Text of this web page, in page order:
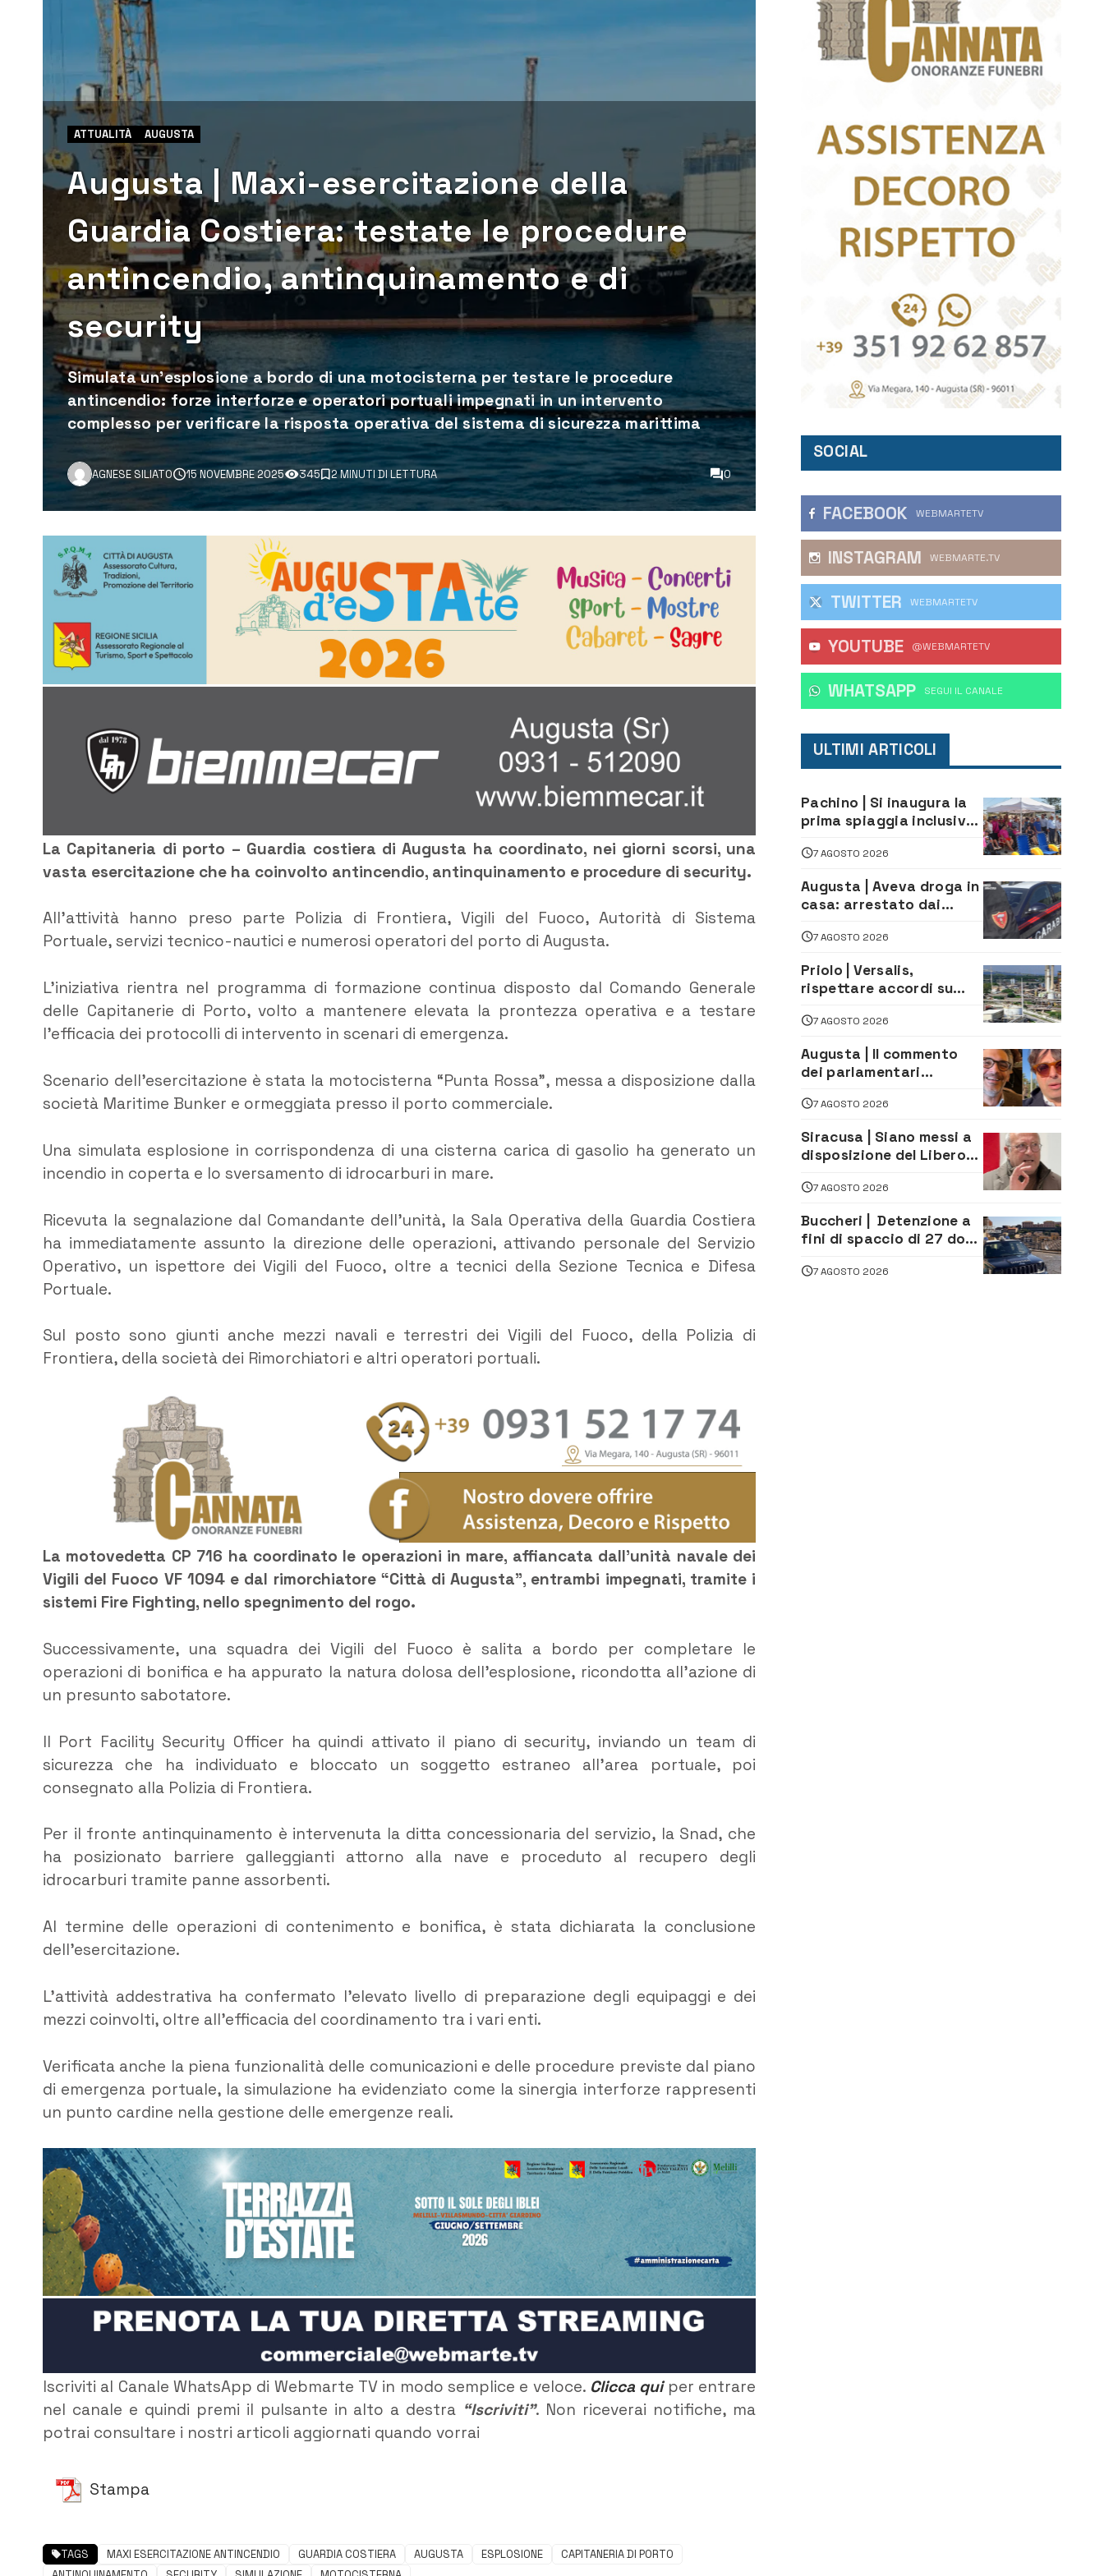
ATTUALITÀ AUGUSTA
Augusta | Maxi-esercitazione della
Guardia Costiera: testate le procedure
antincendio, antinquinamento e di
security
Simulata un’esplosione a bordo di una motocisterna per testare le procedure
antincendio: forze interforze e operatori portuali impegnati in un intervento
complesso per verificare la risposta operativa del sistema di sicurezza marittima
AGNESE SILIATO 15 NOVEMBRE 2025 345 2 MINUTI DI LETTURA 0
La Capitaneria di porto – Guardia costiera di Augusta ha coordinato, nei giorni scorsi, una
vasta esercitazione che ha coinvolto antincendio, antinquinamento e procedure di security.
All’attività hanno preso parte Polizia di Frontiera, Vigili del Fuoco, Autorità di Sistema
Portuale, servizi tecnico-nautici e numerosi operatori del porto di Augusta.
L’iniziativa rientra nel programma di formazione continua disposto dal Comando Generale
delle Capitanerie di Porto, volto a mantenere elevata la prontezza operativa e a testare
l’efficacia dei protocolli di intervento in scenari di emergenza.
Scenario dell’esercitazione è stata la motocisterna “Punta Rossa”, messa a disposizione dalla
società Maritime Bunker e ormeggiata presso il porto commerciale.
Una simulata esplosione in corrispondenza di una cisterna carica di gasolio ha generato un
incendio in coperta e lo sversamento di idrocarburi in mare.
Ricevuta la segnalazione dal Comandante dell’unità, la Sala Operativa della Guardia Costiera
ha immediatamente assunto la direzione delle operazioni, attivando personale del Servizio
Operativo, un ispettore dei Vigili del Fuoco, oltre a tecnici della Sezione Tecnica e Difesa
Portuale.
Sul posto sono giunti anche mezzi navali e terrestri dei Vigili del Fuoco, della Polizia di
Frontiera, della società dei Rimorchiatori e altri operatori portuali.
La motovedetta CP 716 ha coordinato le operazioni in mare, affiancata dall’unità navale dei
Vigili del Fuoco VF 1094 e dal rimorchiatore “Città di Augusta”, entrambi impegnati, tramite i
sistemi Fire Fighting, nello spegnimento del rogo.
Successivamente, una squadra dei Vigili del Fuoco è salita a bordo per completare le
operazioni di bonifica e ha appurato la natura dolosa dell’esplosione, ricondotta all’azione di
un presunto sabotatore.
Il Port Facility Security Officer ha quindi attivato il piano di security, inviando un team di
sicurezza che ha individuato e bloccato un soggetto estraneo all’area portuale, poi
consegnato alla Polizia di Frontiera.
Per il fronte antinquinamento è intervenuta la ditta concessionaria del servizio, la Snad, che
ha posizionato barriere galleggianti attorno alla nave e proceduto al recupero degli
idrocarburi tramite panne assorbenti.
Al termine delle operazioni di contenimento e bonifica, è stata dichiarata la conclusione
dell’esercitazione.
L’attività addestrativa ha confermato l’elevato livello di preparazione degli equipaggi e dei
mezzi coinvolti, oltre all’efficacia del coordinamento tra i vari enti.
Verificata anche la piena funzionalità delle comunicazioni e delle procedure previste dal piano
di emergenza portuale, la simulazione ha evidenziato come la sinergia interforze rappresenti
un punto cardine nella gestione delle emergenze reali.
Iscriviti al Canale WhatsApp di Webmarte TV in modo semplice e veloce. Clicca quiper entrare
nel canale e quindi premi il pulsante in alto a destra “Iscriviti”. Non riceverai notifiche, ma
potrai consultare i nostri articoli aggiornati quando vorrai
Stampa
TAGS MAXI ESERCITAZIONE ANTINCENDIO GUARDIA COSTIERA AUGUSTA ESPLOSIONE
CAPITANERIA DI PORTO
SOCIAL
FACEBOOK WEBMARTETV
INSTAGRAM WEBMARTE.TV
TWITTER WEBMARTETV
YOUTUBE @WEBMARTETV
WHATSAPP ‎SEGUI IL CANALE
ULTIMI ARTICOLI
Pachino | Si inaugura la
prima spiaggia inclusiva
assistenza e prevenzione
aperte a tutti
7 AGOSTO 2026
Augusta | Aveva droga in
casa: arrestato dai
7 AGOSTO 2026
Priolo | Versalis,
rispettare accordi su
lavoro. Il sindaco scrive
alla società
7 AGOSTO 2026
Augusta | Il commento
dei parlamentari
firma del contatto per il
depuratore
7 AGOSTO 2026
Siracusa | Siano messi a
disposizione del Libero
relativi alla
privatizzazione della Sac
7 AGOSTO 2026
Buccheri | Detenzione a
fini di spaccio di 27 dosi
20enni
7 AGOSTO 2026